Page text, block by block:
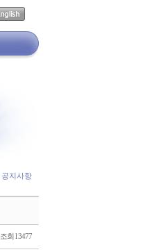
공지사항
조회 l 3477